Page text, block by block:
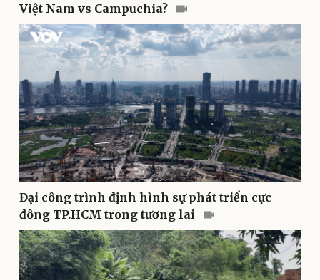
Pháp luật
Vụ án
Tin nóng
Tư vấn luật
Quân sự - Quốc phòng
Vũ khí
Việt Nam
Phân tích
Việt Nam vs Campuchia?
Đại công trình định hình sự phát triển cực
đông TP.HCM trong tương lai